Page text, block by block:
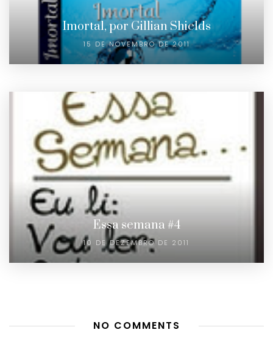
Imortal, por Gillian Shields
15 DE NOVEMBRO DE 2011
Essa semana #4
10 DE DEZEMBRO DE 2011
NO COMMENTS